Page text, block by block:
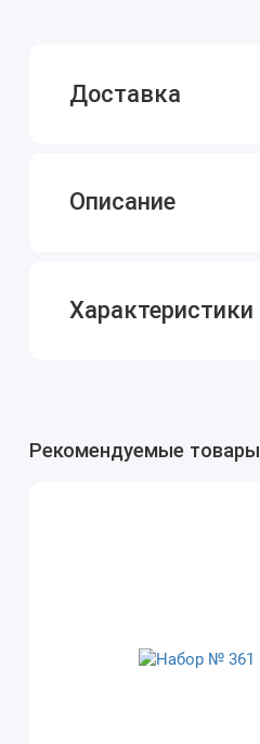
Доставка
Описание
Характеристики
Рекомендуемые товары